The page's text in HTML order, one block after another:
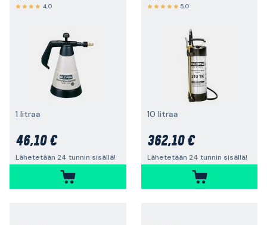
4,0
1 litraa
46,10 €
Lähetetään 24 tunnin sisällä!
5,0
10 litraa
362,10 €
Lähetetään 24 tunnin sisällä!